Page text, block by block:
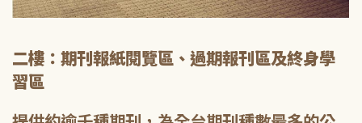
二樓：期刊報紙閱覽區、過期報刊區及終身學
習區